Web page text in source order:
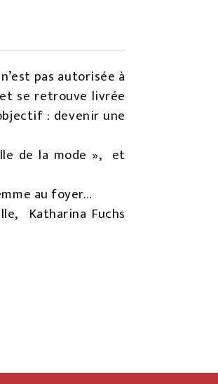
pas autorisée à
se retrouve livrée
: devenir une
de la mode », et
au foyer…
Katharina Fuchs